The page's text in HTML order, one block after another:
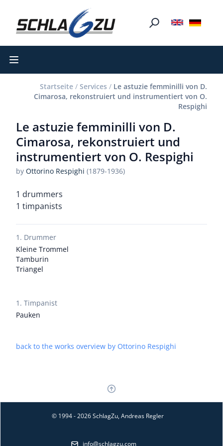
Open main menu
Startseite / Services / Le astuzie femminilli von D.
Cimarosa, rekonstruiert und instrumentiert von O.
Respighi
Le astuzie femminilli von D.
Cimarosa, rekonstruiert und
instrumentiert von O. Respighi
by Ottorino Respighi (1879-1936)
1 drummers
1 timpanists
1. Drummer
Kleine Trommel
Tamburin
Triangel
1. Timpanist
Pauken
back to the works overview by Ottorino Respighi
© 1994 - 2026 SchlagZu, Andreas Regler
info@schlagzu.com